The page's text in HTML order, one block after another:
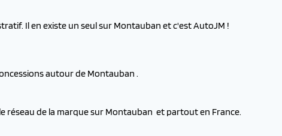
Il en existe un seul sur Montauban et c'est AutoJM !
autour de Montauban .
réseau de la marque sur Montauban et partout en France.